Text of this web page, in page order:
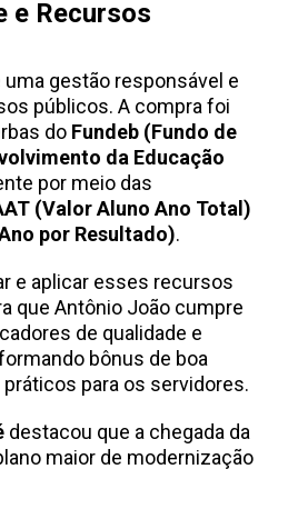
e Recursos
gestão responsável e
públicos. A compra foi
do Fundeb (Fundo de
da Educação
por meio das
(Valor Aluno Ano Total)
por Resultado).
e aplicar esses recursos
que Antônio João cumpre
de qualidade e
bônus de boa
para os servidores.
destacou que a chegada da
maior de modernização